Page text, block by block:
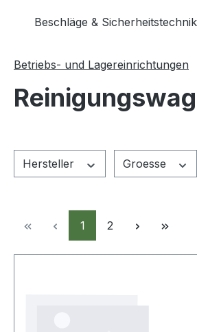
Beschläge & Sicherheitstechnik
Betriebs- und Lagereinrichtungen
Hersteller Groesse
Seite
1 Seite
2